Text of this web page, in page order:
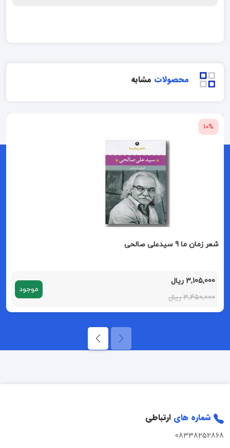
محصولات مشابه
10%
شعر زمان ما 9 سیدعلی صالحی
3,105,000 ریال
3,450,000 ریال
موجود
شماره های ارتباطی
08338252868